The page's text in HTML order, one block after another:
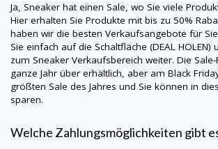
Ja, Sneaker hat einen Sale, wo Sie viele
Hier erhalten Sie Produkte mit bis zu 50%
haben wir die besten Verkaufsangebote für
Sie einfach auf die Schaltfläche (DEAL HOLEN)
zum Sneaker Verkaufsbereich weiter. Die
ganze Jahr über erhältlich, aber am Black
größten Sale des Jahres und Sie können in
sparen.
Welche Zahlungsmöglichkeiten gibt